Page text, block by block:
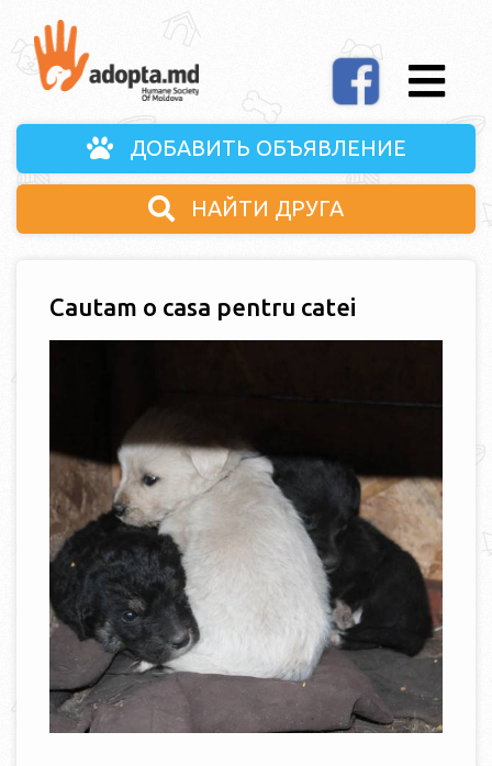
ДОБАВИТЬ ОБЪЯВЛЕНИЕ
НАЙТИ ДРУГА
Cautam o casa pentru catei